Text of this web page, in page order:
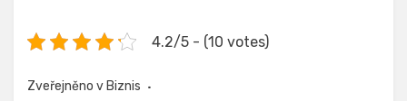
4.2/5 - (10 votes)
Zveřejněno v Biznis